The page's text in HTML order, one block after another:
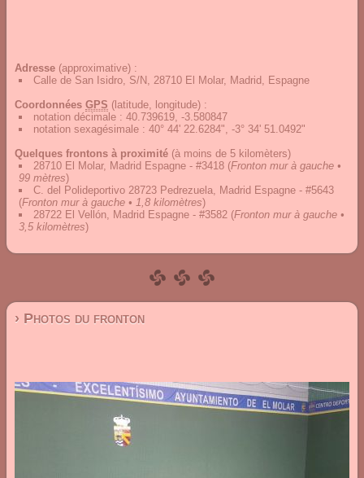
Adresse (approximative) :
Calle de San Isidro, S/N, 28710 El Molar, Madrid, Espagne
Coordonnées GPS (latitude, longitude) :
notation décimale : 40.739619, -3.580847
notation sexagésimale : 40° 44' 22.6284", -3° 34' 51.0492"
Quelques frontons à proximité (à moins de 5 kilomèters)
28710 El Molar, Madrid Espagne - #3418 (Fronton mur à gauche •
99 mètres)
C. del Polideportivo 28723 Pedrezuela, Madrid Espagne - #5643
(Fronton mur à gauche • 1,8 kilomètres)
28722 El Vellón, Madrid Espagne - #3582 (Fronton mur à gauche •
3,5 kilomètres)
› Photos du fronton